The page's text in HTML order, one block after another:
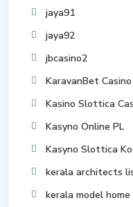
jaya91
jaya92
jbcasino2
KaravanBet Casino
Kasino Slottica
Kasyno Online PL
Kasyno Slottica
kerala architects
kerala model home